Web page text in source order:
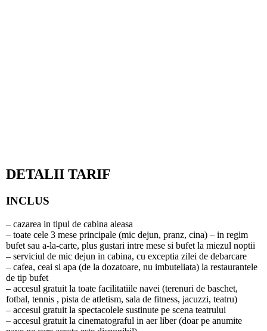
DETALII TARIF
INCLUS
– cazarea in tipul de cabina aleasa
– toate cele 3 mese principale (mic dejun, pranz, cina) – in regim
bufet sau a-la-carte, plus gustari intre mese si bufet la miezul noptii
– serviciul de mic dejun in cabina, cu exceptia zilei de debarcare
– cafea, ceai si apa (de la dozatoare, nu imbuteliata) la restaurantele
de tip bufet
– accesul gratuit la toate facilitatiile navei (terenuri de baschet,
fotbal, tennis , pista de atletism, sala de fitness, jacuzzi, teatru)
– accesul gratuit la spectacolele sustinute pe scena teatrului
– accesul gratuit la cinematograful in aer liber (doar pe anumite